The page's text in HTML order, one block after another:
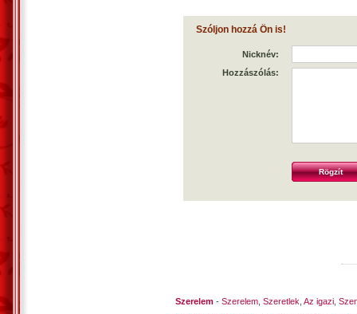
Szóljon hozzá Ön is!
Nicknév:
Hozzászólás:
Szerelem - Szerelem Szeretlek Az igazi